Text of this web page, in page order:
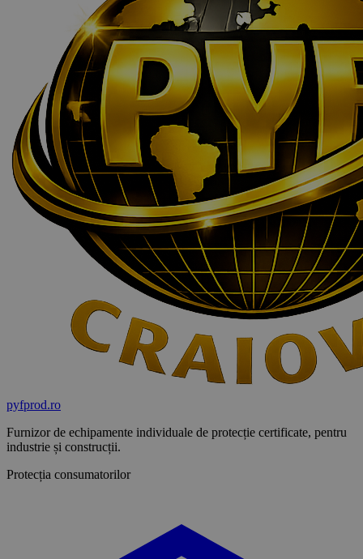
pyfprod.ro
Furnizor de echipamente individuale de protecție certificate, pentru
industrie și construcții.
Protecția consumatorilor